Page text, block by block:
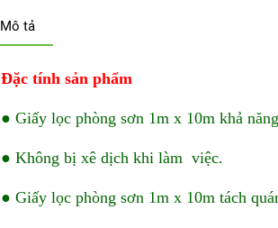
Mô tả
Đặc tính sản phẩm
● Giấy lọc phòng sơn 1m x 10m khả
● Không bị xê dịch khi làm việc.
● Giấy lọc phòng sơn 1m x 10m tách